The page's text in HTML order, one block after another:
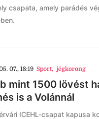
csapata, amely parádés
07., 18:19 Sport, jégkorong
mint 1500 lövést
is a Volánnál
ICEHL-csapat kapusa